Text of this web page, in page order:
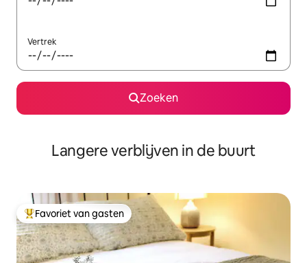
Vertrek
Zoeken
Langere verblijven in de buurt
Topfavoriet van gasten
Favoriet van gasten